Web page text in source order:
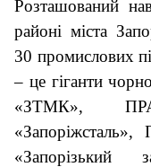
Розташований
районі міста
30 промислових
– це гіганти
«ЗТМК», ПРАТ
«Запоріжсталь»,
«Запорізький